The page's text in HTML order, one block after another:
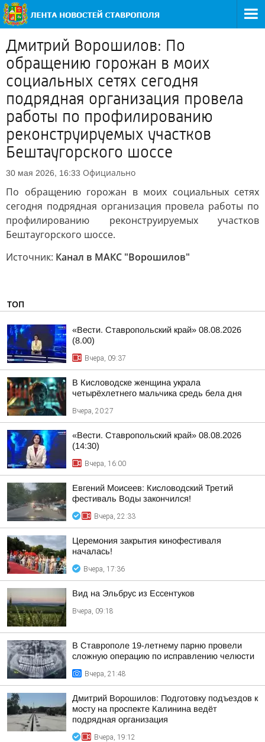
Дмитрий Ворошилов: По
обращению горожан в моих
социальных сетях сегодня
подрядная организация провела
работы по профилированию
реконструируемых участков
Бештаугорского шоссе
30 мая 2026, 16:33 Официально
По обращению горожан в моих социальных сетях
сегодня подрядная организация провела работы по
профилированию реконструируемых участков
Бештаугорского шоссе.
Источник: Канал в МАКС "Ворошилов"
ТОП
«Вести. Ставропольский край» 08.08.2026
(8.00)
Вчера, 09:37
В Кисловодске женщина украла
четырёхлетнего мальчика средь бела дня
Вчера, 20:27
«Вести. Ставропольский край» 08.08.2026
(14:30)
Вчера, 16:00
Евгений Моисеев: Кисловодский Третий
фестиваль Воды закончился!
Вчера, 22:33
Церемония закрытия кинофестиваля
началась!
Вчера, 17:36
Вид на Эльбрус из Ессентуков
Вчера, 09:18
В Ставрополе 19-летнему парню провели
сложную операцию по исправлению челюсти
Вчера, 21:48
Дмитрий Ворошилов: Подготовку подъездов к
мосту на проспекте Калинина ведёт
подрядная организация
Вчера, 19:12